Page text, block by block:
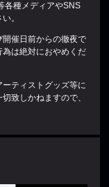
各種メディアやSNS
。
開催日前からの徹夜で
は絶対におやめくだ
ーティストグッズ等に
致しかねますので、